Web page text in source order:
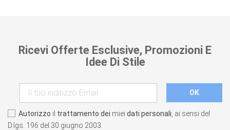
Ricevi Offerte Esclusive, Promozioni E
Idee Di Stile
Autorizzo il trattamento dei miei dati personali , ai sensi del
D.lgs. 196 del 30 giugno 2003.